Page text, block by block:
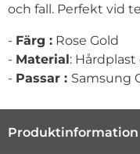
och fall. Perfekt vid
- Färg : Rose Gold
- Material: Hårdplast
- Passar : Samsung
Produktinformation